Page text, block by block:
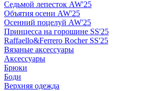
Седьмой лепесток AW'25
Объятия осени AW'25
Осенний поцелуй AW'25
Принцесса на горошине SS'25
Raffaello&Ferrero Rocher SS'25
Вязаные аксессуары
Аксессуары
Брюки
Боди
Верхняя одежда